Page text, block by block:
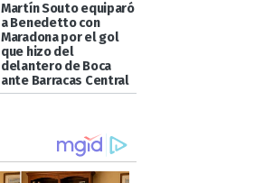
Martín Souto equiparó
a Benedetto con
Maradona por el gol
que hizo del
delantero de Boca
ante Barracas Central